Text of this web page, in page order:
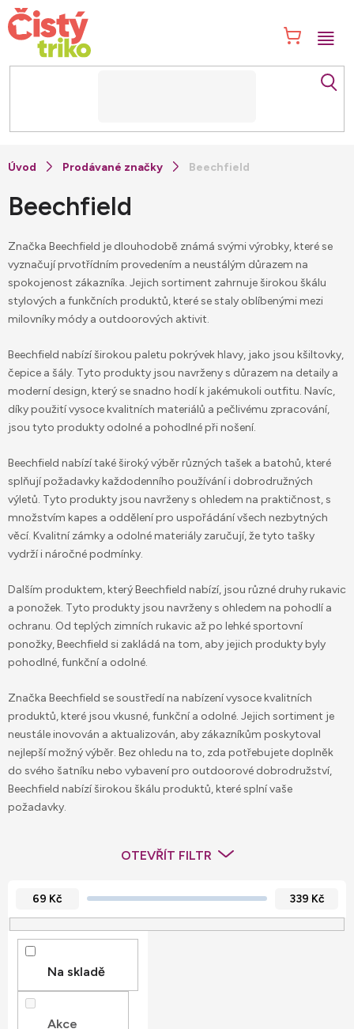
Přejít
na
obsah
Prodávané značky Beechfield
Beechfield
Značka Beechfield je dlouhodobě známá svými výrobky, které se
vyznačují prvotřídním provedením a neustálým důrazem na
spokojenost zákazníka. Jejich sortiment zahrnuje širokou škálu
stylových a funkčních produktů, které se staly oblíbenými mezi
milovníky módy a outdoorových aktivit.
Beechfield nabízí širokou paletu pokrývek hlavy, jako jsou kšiltovky,
čepice a šály. Tyto produkty jsou navrženy s důrazem na detaily a
moderní design, který se snadno hodí k jakémukoli outfitu. Navíc,
díky použití vysoce kvalitních materiálů a pečlivému zpracování,
jsou tyto produkty odolné a pohodlné při nošení.
Beechfield nabízí také široký výběr různých tašek a batohů, které
splňují požadavky každodenního používání i dobrodružných
výletů. Tyto produkty jsou navrženy s ohledem na praktičnost, s
množstvím kapes a oddělení pro uspořádání všech nezbytných
věcí. Kvalitní zámky a odolné materiály zaručují, že tyto tašky
vydrží i náročné podmínky.
Dalším produktem, který Beechfield nabízí, jsou různé druhy rukavic
a ponožek. Tyto produkty jsou navrženy s ohledem na pohodlí a
ochranu. Od teplých zimních rukavic až po lehké sportovní
ponožky, Beechfield si zakládá na tom, aby jejich produkty byly
pohodlné, funkční a odolné.
Značka Beechfield se soustředí na nabízení vysoce kvalitních
produktů, které jsou vkusné, funkční a odolné. Jejich sortiment je
neustále inovován a aktualizován, aby zákazníkům poskytoval
nejlepší možný výběr. Bez ohledu na to, zda potřebujete doplněk
do svého šatníku nebo vybavení pro outdoorové dobrodružství,
Beechfield nabízí širokou škálu produktů, které splní vaše
požadavky.
OTEVŘÍT FILTR
69 Kč 339 Kč
Na skladě
Akce